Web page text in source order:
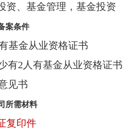
资、基金管理，基金投资
案条件
基金从业资格证书
有2人有基金从业资格证书
见书
所需材料
复印件